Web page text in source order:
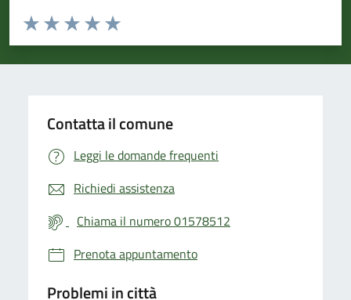
Valuta da 1 a 5 stelle la pagina
Valuta 5 stelle su 5
Valuta 4 stelle su 5
Valuta 3 stelle su 5
Valuta 2 stelle su 5
Valuta 1 stelle su 5
Contatta il comune
Leggi le domande frequenti
Richiedi assistenza
Chiama il numero 01578512
Prenota appuntamento
Problemi in città